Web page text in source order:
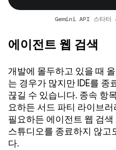
Gemini API 스타터
에이전트 웹 검색
개발에 몰두하고 있을 때
는 경우가 많지만 IDE를 종
끊길 수 있습니다. 종속 항
요하든 서드 파티 라이브
필요하든 에이전트 웹 검
스튜디오를 종료하지 않고
다.